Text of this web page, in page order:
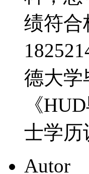
绩符合
德大学
《
士学历
Autor